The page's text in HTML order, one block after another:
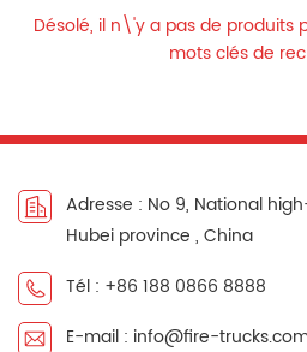
한국의
Tiếng Việt
中文
Désolé, il n\'y a pas de produits
mots clés de
Adresse : No 9, National
Hubei province , China
Tél : +86 188 0866 8888
E-mail : info@fire-